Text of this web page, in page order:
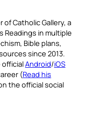
Catholic Gallery, a
Readings in multiple
Bible plans,
since 2013.
officialAndroid/iOS
(Read his
the official social